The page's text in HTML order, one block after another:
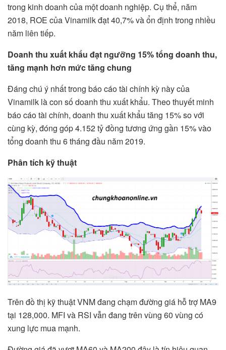
trong kinh doanh của một doanh nghiệp. Cụ thể, năm
2018, ROE của Vinamilk đạt 40,7% và ổn định trong nhiều
năm liên tiếp.
Doanh thu xuất khẩu đạt ngưỡng 15% tổng doanh thu,
tăng mạnh hơn mức tăng chung
Đáng chú ý nhất trong báo cáo tài chính kỳ này của
Vinamilk là con số doanh thu xuất khẩu. Theo thuyết minh
báo cáo tài chính, doanh thu xuất khẩu tăng 15% so với
cùng kỳ, đóng góp 4.152 tỷ đồng tương ứng gần 15% vào
tổng doanh thu 6 tháng đầu năm 2019.
Phân tích kỹ thuật
Trên đồ thị kỹ thuật VNM đang chạm đường giá hỗ trợ MA9
tại 128,000. MFI và RSI vẫn đang trên vùng 60 vùng có
xung lực mua mạnh.